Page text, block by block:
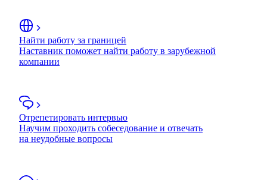
Найти работу за границей
Наставник поможет найти работу в зарубежной
компании
Отрепетировать интервью
Научим проходить собеседование и отвечать
на неудобные вопросы